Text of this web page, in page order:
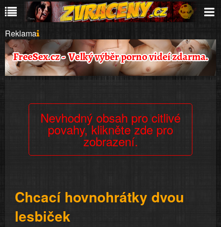
Reklama
Nevhodný obsah pro citlivé
povahy, klikněte zde pro
zobrazení.
Chcací hovnohrátky dvou
lesbiček